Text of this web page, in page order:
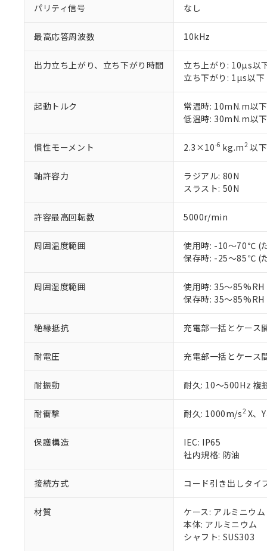
パリティ信号 なし
最高応答周波数 10kHz
出力立ち上がり、立ち下がり時間
立ち上がり: 10µs以
立ち下がり: 1µs以下
起動トルク
常温時: 10mN.m以下
低温時: 30mN.m以下
慣性モーメント 2.3×10-6 kg.m2以下
軸許容力
ラジアル: 80N
スラスト: 50N
許容最高回転数 5000r/min
周囲温度範囲
使用時: -10～70℃ (
保存時: -25～85℃ (
周囲湿度範囲
使用時: 35～
保存時: 35～
絶縁抵抗 充電部一括とケース
耐電圧 充電部一括とケー
耐振動 耐久: 10～500Hz
耐衝撃 耐久: 1000m/s2X、
保護構造
IEC: IP65
社内規格: 防油
接続方式 コード引き出しタイ
材質
ケース: アルミニウム
本体: アルミニウム
シャフト: SUS303
以下の条件をお読
本サービス
くものです。
当社制御機
在庫状況お
い。
正式な納期
当社販売員
オムロン制御
在庫状況お
す。
マイパーツ
お客様が当
が、当社の
※当社の共
いる法人を
仕入先様の事情に
があります。
*EU RoHS指令（10物質
六価クロム(Cr(Ⅵ))
フタル酸ビス(2-エチル
ル（DBP） 1000ppm
但し、RoHS指令で産
フタル酸エステル類の
※2 対応予定月
部品在庫の切り替
※3 非含有証明
EU RoHS指令（
51物質の非含有証
※本証明書は発行
また、RoHS指令
混在することから
既に当社にて対応
※1 中国
「○」：最大均質
*中国RoHS10物質の基
Pb(鉛) :1000ppm、
DBP(フタル酸ジブチル
DEHP(フタル酸ビス(2-
※2 環境保護使用
「ｅ」：有害物質
「10」：通常の使
味します。
「－」：未確認で
当社は、こ
う）を輸出
などの必要な
当社は貴社
置等に一切使
当社は、貴
また当社は
たしません。
記
号
説明
○ 一定数以
△ 一定数
－
在庫な
機器販売
空
白
受注生